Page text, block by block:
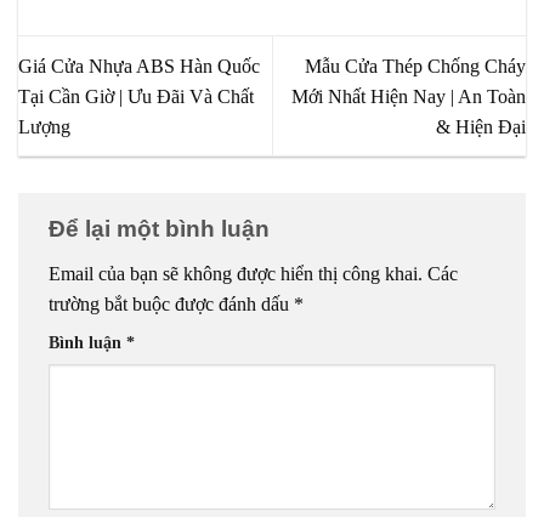
Giá Cửa Nhựa ABS Hàn Quốc
Tại Cần Giờ | Ưu Đãi Và Chất
Lượng
Mẫu Cửa Thép Chống Cháy
Mới Nhất Hiện Nay | An Toàn
& Hiện Đại
Để lại một bình luận
Email của bạn sẽ không được hiển thị công khai. Các
trường bắt buộc được đánh dấu *
Bình luận *